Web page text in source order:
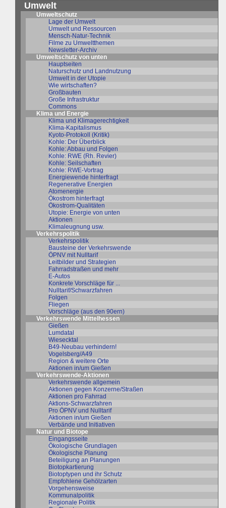
Umwelt
Umweltschutz
Lage der Umwelt
Umwelt und Ressourcen
Mensch-Natur-Technik
Filme zu Umweltthemen
Newsletter-Archiv
Umweltschutz von unten
Hauptseiten
Naturschutz und Landnutzung
Umwelt in der Utopie
Wie wirtschaften?
Großbauten
Große Infrastruktur
Commons
Klima und Energie
Klima und Klimagerechtigkeit
Klima-Kapitalismus
Kyoto-Protokoll (Kritik)
Kohle: Der Überblick
Kohle: Abbau und Folgen
Kohle: RWE (Rh. Revier)
Kohle: Seilschaften
Kohle: RWE-Vortrag
Energiewende hinterfragt
Regenerative Energien
Atomenergie
Ökostrom hinterfragt
Ökostrom-Qualitäten
Utopie: Energie von unten
Aktionen
Klimaleugnung usw.
Verkehrspolitik
Verkehrspolitik
Bausteine der Verkehrswende
ÖPNV mit Nulltarif
Leitbilder und Strategien
Fahrradstraßen und mehr
E-Autos
Konkrete Vorschläge für ...
Nulltarif/Schwarzfahren
Folgen
Fliegen
Vorschläge (aus den 90ern)
Verkehrswende Mittelhessen
Gießen
Lumdatal
Wiesecktal
B49-Neubau verhindern!
Vogelsberg/A49
Region & weitere Orte
Aktionen in/um Gießen
Verkehrswende-Aktionen
Verkehrswende allgemein
Aktionen gegen Konzerne/Straßen
Aktionen pro Fahrrad
Aktions-Schwarzfahren
Pro ÖPNV und Nulltarif
Aktionen in/um Gießen
Verbände und Initiativen
Natur und Biotope
Eingangsseite
Ökologische Grundlagen
Ökologische Planung
Beteiligung an Planungen
Biotopkartierung
Biotoptypen und ihr Schutz
Empfohlene Gehölzarten
Vorgehensweise
Kommunalpolitik
Regionale Politik